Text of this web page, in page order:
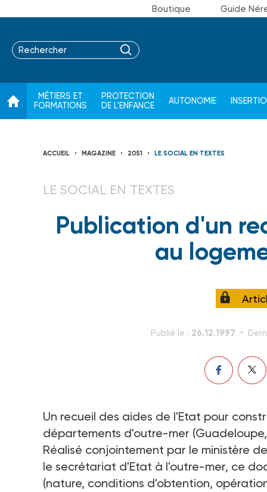
Boutique Guide
MÉTIERS ET
FORMATIONS
PROTECTION
DE L'ENFANCE
AUTONOMIE
ACCUEIL MAGAZINE 2051 LE SOCIAL EN TEXTES
LE SOCIAL EN TEXTES
Publication d'un
au
Publié le : 26.12.1997
Un recueil des aides de l'Etat pour
départements d'outre-mer
Réalisé conjointement par le ministère
le secrétariat d'Etat à l'outre-mer, ce
(nature, conditions d'obtention,